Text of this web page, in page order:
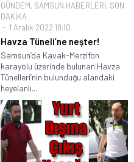
GÜNDEM, SAMSUN HABERLERİ, SON
DAKİKA
1 Aralık 2022 18:10
Havza Tüneli’ne neşter!
Samsun’da Kavak-Merzifon
karayolu üzerinde bulunan Havza
Tünelleri’nin bulunduğu alandaki
heyelanlı...